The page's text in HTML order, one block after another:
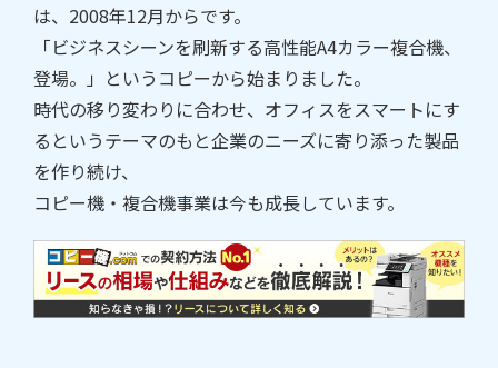
は、2008年12月からです。
「ビジネスシーンを刷新する高性能A4カラー複合機、
登場。」というコピーから始まりました。
時代の移り変わりに合わせ、オフィスをスマートにす
るというテーマのもと企業のニーズに寄り添った製品
を作り続け、
コピー機・複合機事業は今も成長しています。